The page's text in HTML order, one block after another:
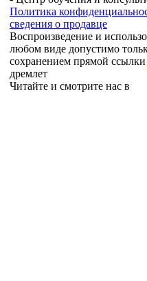
Политика
сведения о продавце
Воспроизведение и
любом виде допустимо
сохранением прямой ссылки
дремлет
Читайте и смотрите нас в